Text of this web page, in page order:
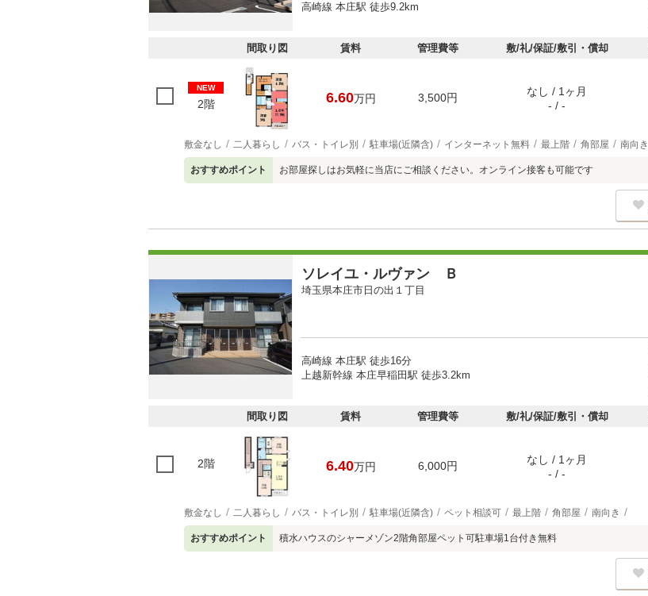
高崎線 本庄駅 徒歩9.2km
間取り図 賃料 管理費等 敷/礼/保証/敷引・償却
NEW
2階 6.60万円 3,500円
なし / 1ヶ月
- / -
敷金なし 二人暮らし バス・トイレ別 駐車場(近隣含) インターネット無料 最上階 角部屋 南向き
おすすめポイント お部屋探しはお気軽に当店にご相談ください。オンライン接客も可能です
ソレイユ・ルヴァン Ｂ
埼玉県本庄市日の出１丁目
高崎線 本庄駅 徒歩16分
上越新幹線 本庄早稲田駅 徒歩3.2km
間取り図 賃料 管理費等 敷/礼/保証/敷引・償却
2階 6.40万円 6,000円
なし / 1ヶ月
- / -
敷金なし 二人暮らし バス・トイレ別 駐車場(近隣含) ペット相談可 最上階 角部屋 南向き
おすすめポイント 積水ハウスのシャーメゾン2階角部屋ペット可駐車場1台付き無料